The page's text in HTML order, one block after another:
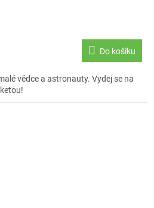
Do košíku
vědce a astronauty. Vydej se na